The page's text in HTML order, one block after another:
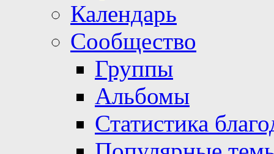
Календарь
Сообщество
Группы
Альбомы
Статистика